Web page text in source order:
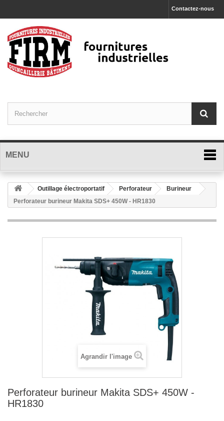
Contactez-nous
MENU
Outillage électroportatif Perforateur
Burineur
Perforateur burineur Makita SDS+ 450W - HR1830
Agrandir l'image
Perforateur burineur Makita SDS+ 450W -
HR1830